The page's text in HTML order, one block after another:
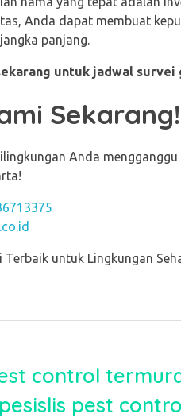
Anda dapat membuat
panjang.
untuk jadwal survei
Sekarang!
Anda
Terbaik untuk Lingkungan
control
pest